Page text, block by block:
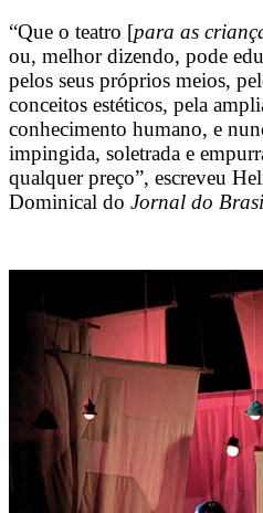
“Que o teatro [para as
ou, melhor dizendo, pode
pelos seus próprios meios,
conceitos estéticos, pela
conhecimento humano, e
impingida, soletrada e
qualquer preço”, escreveu
Dominical do Jornal do